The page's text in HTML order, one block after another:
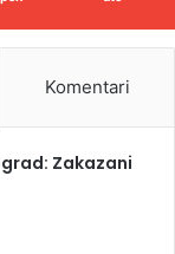
Komentari
Zakazani